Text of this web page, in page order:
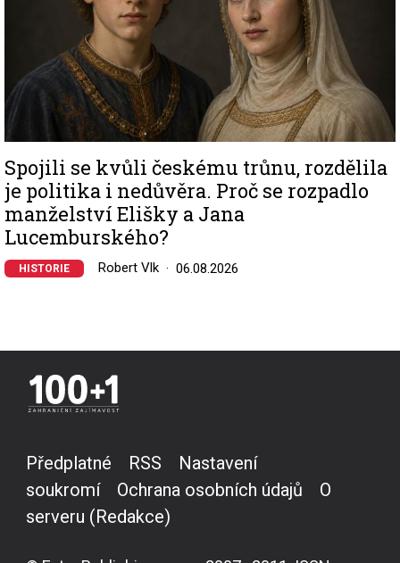
Spojili se kvůli českému trůnu, rozdělila
je politika i nedůvěra. Proč se rozpadlo
manželství Elišky a Jana
Lucemburského?
HISTORIE Robert Vlk 06.08.2026
Předplatné RSS
Nastavení
soukromí
Ochrana osobních údajů
O
serveru (Redakce)